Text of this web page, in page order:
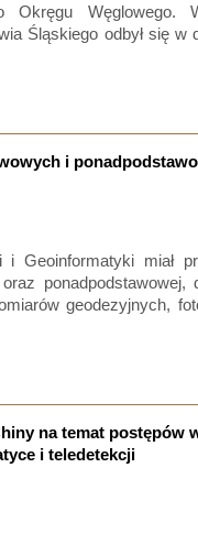
Okręgu Węglowego.
Śląskiego odbył się w
i
Geoinformatyki miał
ponadpodstawowej,
geodezyjnych,
na temat postępów
i teledetekcji